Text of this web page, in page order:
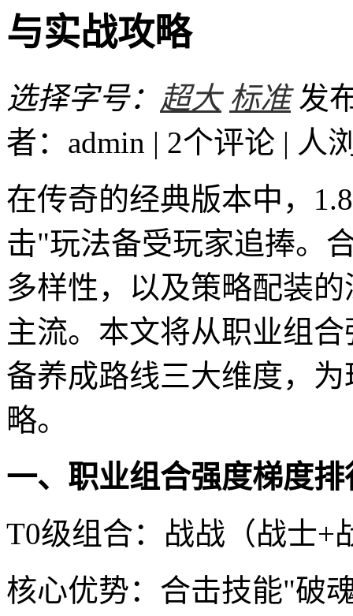
与实战攻略
选择字号： 超大 标准 发
者：admin | 2个评论 | 人
在传奇的经典版本中，
击"玩法备受玩家追捧。
多样性，以及策略配装
主流。本文将从职业组
备养成路线三大维度，
略。
一、职业组合强度梯度排
T0级组合：战战（战士+
核心优势：合击技能"破